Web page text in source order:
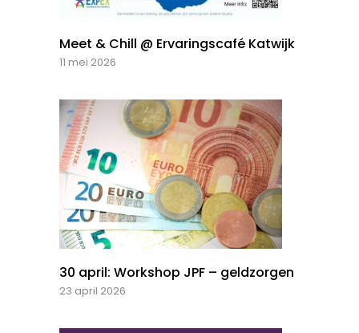
Meet & Chill @ Ervaringscafé Katwijk
11 mei 2026
30 april: Workshop JPF – geldzorgen
23 april 2026